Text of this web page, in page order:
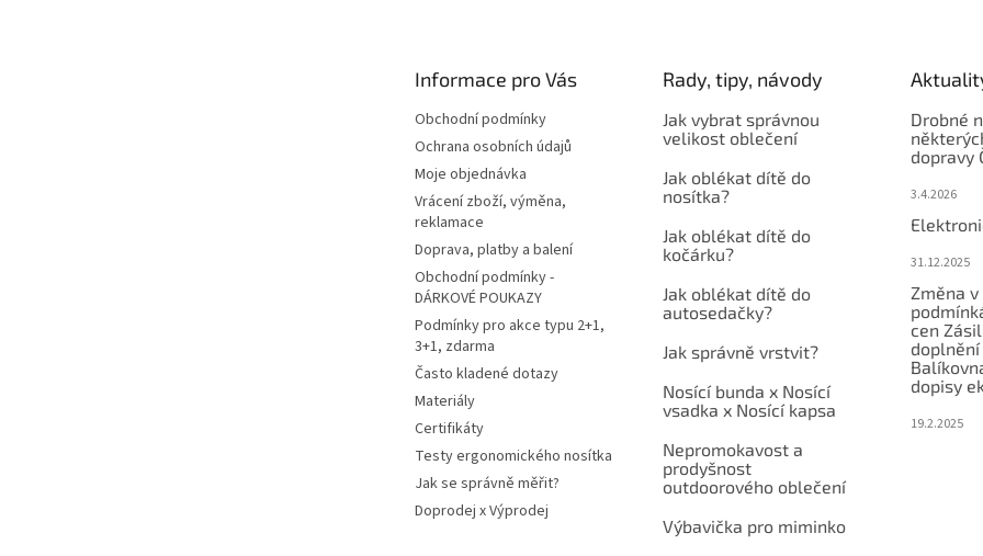
Informace pro Vás
Obchodní podmínky
Ochrana osobních údajů
Moje objednávka
Vrácení zboží, výměna,
reklamace
Doprava, platby a balení
Obchodní podmínky -
DÁRKOVÉ POUKAZY
Podmínky pro akce typu 2+1,
3+1, zdarma
Často kladené dotazy
Materiály
Certifikáty
Testy ergonomického nosítka
Jak se správně měřit?
Doprodej x Výprodej
Rady, tipy, návody
Jak vybrat správnou
velikost oblečení
Jak oblékat dítě do
nosítka?
Jak oblékat dítě do
kočárku?
Jak oblékat dítě do
autosedačky?
Jak správně vrstvit?
Nosící bunda x Nosící
vsadka x Nosící kapsa
Nepromokavost a
prodyšnost
outdoorového oblečení
Výbavička pro miminko
Drobné
dopravy
3.4.2026
31.12.2025
Změna
cen
dopisy
19.2.2025